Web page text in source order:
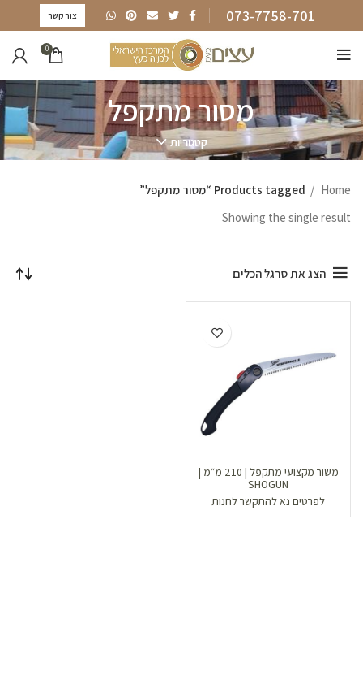
073-7758-701 צור קשר
0
מסור מתקפל
קטגוריות
Home
Products tagged “מסור מתקפל”
Showing the single result
הצג את סרגל הכלים
משור מקצועי מתקפל | 210 מ״מ |
SHOGUN
לפרטים נא להתקשר לחנות